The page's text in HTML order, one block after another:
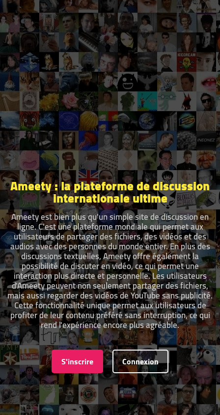
Ameety : la plateforme de discussion
internationale ultime
Ameety est bien plus qu'un simple site de discussion en
ligne. C'est une plateforme mondiale qui permet aux
utilisateurs de partager des fichiers, des vidéos et des
audios avec des personnes du monde entier. En plus des
discussions textuelles, Ameety offre également la
possibilité de discuter en vidéo, ce qui permet une
interaction plus directe et personnelle. Les utilisateurs
d'Ameety peuvent non seulement partager des fichiers,
mais aussi regarder des vidéos de YouTube sans publicité.
Cette fonctionnalité unique permet aux utilisateurs de
profiter de leur contenu préféré sans interruption, ce qui
rend l'expérience encore plus agréable.
S'inscrire Connexion